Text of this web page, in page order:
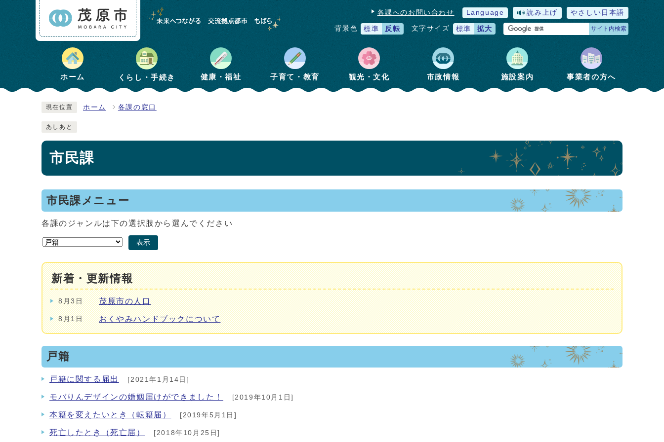
各課へのお問い合わせ Language 読み上げ やさしい日本語
背景色 標準 反転 文字サイズ 標準 拡大 サイト内検索
ホーム くらし・手続き 健康・福祉 子育て・教育 観光・文化 市政情報 施設案内 事業者の方へ
現在位置 ホーム 各課の窓口
あしあと
市民課
市民課メニュー
各課のジャンルは下の選択肢から選んでください
表示
新着・更新情報
8月3日 茂原市の人口
8月1日 おくやみハンドブックについて
戸籍
戸籍に関する届出 [2021年1月14日]
モバりんデザインの婚姻届けができました！ [2019年10月1日]
本籍を変えたいとき（転籍届） [2019年5月1日]
死亡したとき（死亡届） [2018年10月25日]